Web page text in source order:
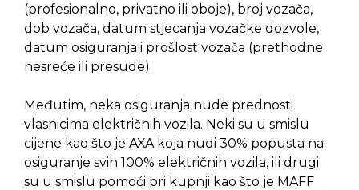
(profesionalno, privatno ili oboje), broj vozača,
dob vozača, datum stjecanja vozačke dozvole,
datum osiguranja i prošlost vozača (prethodne
nesreće ili presude).
Međutim, neka osiguranja nude prednosti
vlasnicima električnih vozila. Neki su u smislu
cijene kao što je AXA koja nudi 30% popusta na
osiguranje svih 100% električnih vozila, ili drugi
su u smislu pomoći pri kupnji kao što je MAFF